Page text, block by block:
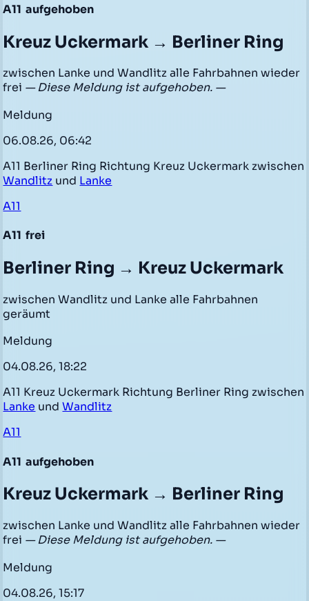
A11 aufgehoben
Kreuz Uckermark → Berliner Ring
zwischen Lanke und Wandlitz alle Fahrbahnen wieder
frei — Diese Meldung ist aufgehoben. —
Meldung
06.08.26, 06:42
A11 Berliner Ring Richtung Kreuz Uckermark zwischen
Wandlitz und Lanke
A11
A11 frei
Berliner Ring → Kreuz Uckermark
zwischen Wandlitz und Lanke alle Fahrbahnen
geräumt
Meldung
04.08.26, 18:22
A11 Kreuz Uckermark Richtung Berliner Ring zwischen
Lanke undWandlitz
A11
A11 aufgehoben
Kreuz Uckermark → Berliner Ring
zwischen Lanke und Wandlitz alle Fahrbahnen wieder
frei — Diese Meldung ist aufgehoben. —
Meldung
04.08.26, 15:17